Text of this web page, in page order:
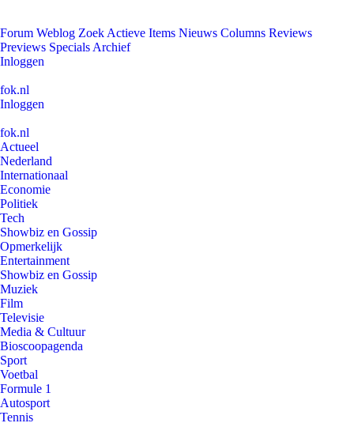
Forum Weblog Zoek Actieve Items Nieuws Columns Reviews
Previews Specials Archief
Inloggen
fok.nl
Inloggen
fok.nl
Actueel
Nederland
Internationaal
Economie
Politiek
Tech
Showbiz en Gossip
Opmerkelijk
Entertainment
Showbiz en Gossip
Muziek
Film
Televisie
Media & Cultuur
Bioscoopagenda
Sport
Voetbal
Formule 1
Autosport
Tennis